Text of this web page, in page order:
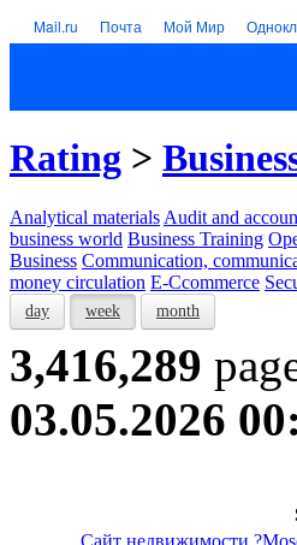
Mail.ru Почта Мой Мир
Rating >
Analytical materials Audit and
business world Business Training
Business Communication,
money circulation E-Ccommerce
day week month
3,416,289
03.05.2026
Сайт недвижимости